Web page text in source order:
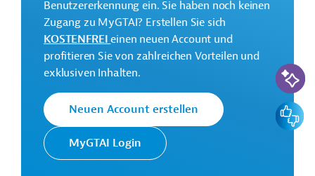
Gesamtkosten:
727 Millionen Euro (voraussichtlich)
Geberbeitrag:
245 Millionen Euro (voraussichtlich; Darlehen)
Kontaktadressen
Benutzererkennung ein. Sie haben noch keinen
Zugang zu MyGTAI? Erstellen Sie sich
KOSTENFREIeinen neuen Account und
profitieren Sie von zahlreichen Vorteilen und
exklusiven Inhalten.
Neuen Account erstellen
MyGTAI Login
KI-